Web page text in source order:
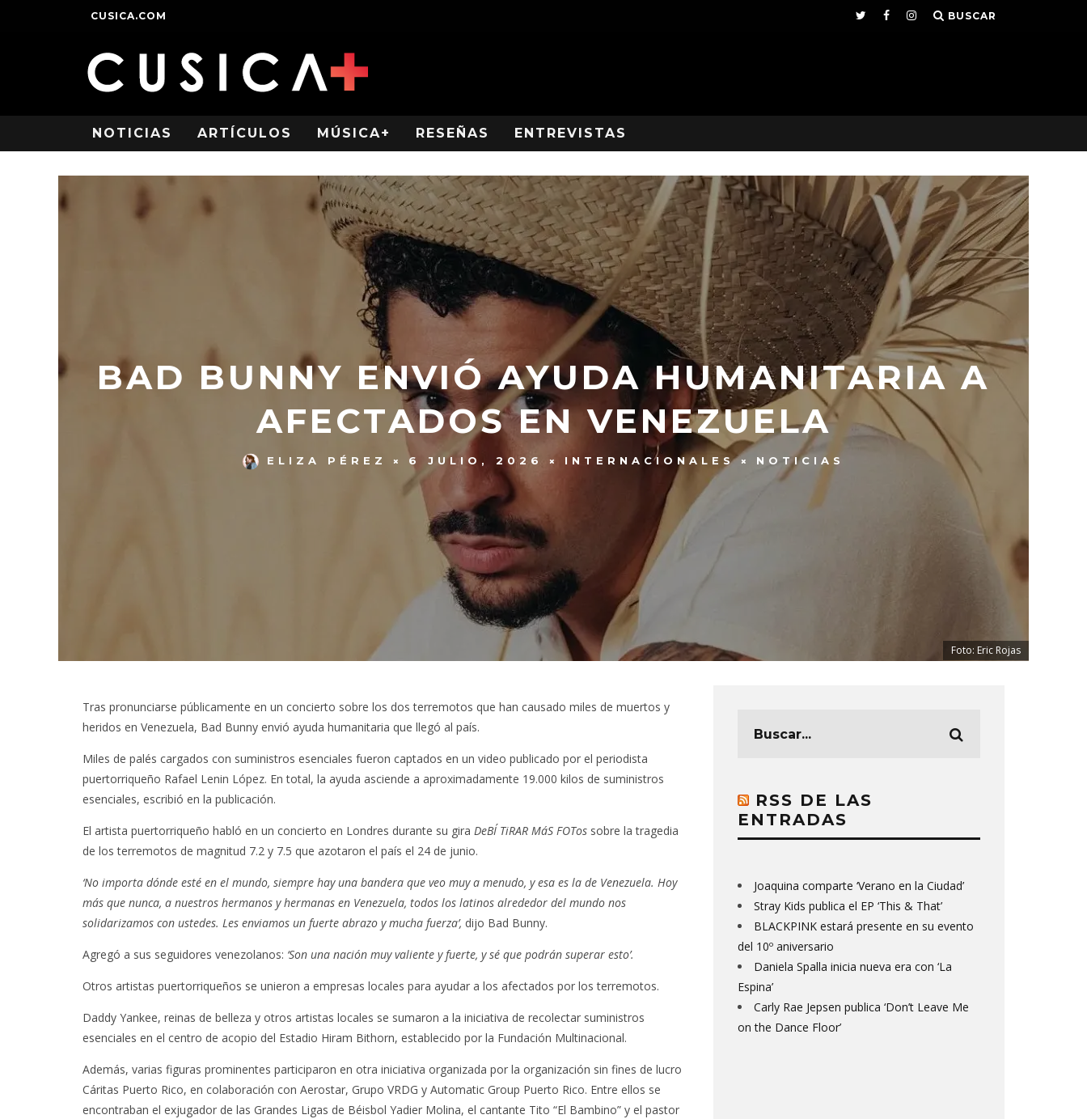
CUSICA.COM BUSCAR
NOTICIAS ARTÍCULOS MÚSICA+ RESEÑAS ENTREVISTAS
BAD BUNNY ENVIÓ AYUDA HUMANITARIA A
AFECTADOS EN VENEZUELA
ELIZA PÉREZ 6 JULIO, 2026 INTERNACIONALES NOTICIAS
Foto: Eric Rojas
Tras pronunciarse públicamente en un concierto sobre los dos terremotos que han causado miles de muertos y
heridos en Venezuela, Bad Bunny envió ayuda humanitaria que llegó al país.
Miles de palés cargados con suministros esenciales fueron captados en un video publicado por el periodista
puertorriqueño Rafael Lenin López. En total, la ayuda asciende a aproximadamente 19.000 kilos de suministros
esenciales, escribió en la publicación.
El artista puertorriqueño habló en un concierto en Londres durante su gira DeBÍ TiRAR MáS FOTos sobre la tragedia
de los terremotos de magnitud 7.2 y 7.5 que azotaron el país el 24 de junio.
‘No importa dónde esté en el mundo, siempre hay una bandera que veo muy a menudo, y esa es la de Venezuela. Hoy
más que nunca, a nuestros hermanos y hermanas en Venezuela, todos los latinos alrededor del mundo nos
solidarizamos con ustedes. Les enviamos un fuerte abrazo y mucha fuerza’, dijo Bad Bunny.
Agregó a sus seguidores venezolanos: ‘Son una nación muy valiente y fuerte, y sé que podrán superar esto’.
Otros artistas puertorriqueños se unieron a empresas locales para ayudar a los afectados por los terremotos.
Daddy Yankee, reinas de belleza y otros artistas locales se sumaron a la iniciativa de recolectar suministros
esenciales en el centro de acopio del Estadio Hiram Bithorn, establecido por la Fundación Multinacional.
Además, varias figuras prominentes participaron en otra iniciativa organizada por la organización sin fines de lucro
Cáritas Puerto Rico, en colaboración con Aerostar, Grupo VRDG y Automatic Group Puerto Rico. Entre ellos se
encontraban el exjugador de las Grandes Ligas de Béisbol Yadier Molina, el cantante Tito “El Bambino” y el pastor
RSS DE LAS
ENTRADAS
Joaquina comparte ‘Verano en la Ciudad’
Stray Kids publica el EP ‘This & That’
BLACKPINK estará presente en su evento
del 10º aniversario
Daniela Spalla inicia nueva era con ‘La
Espina’
Carly Rae Jepsen publica ‘Don’t Leave Me
on the Dance Floor’